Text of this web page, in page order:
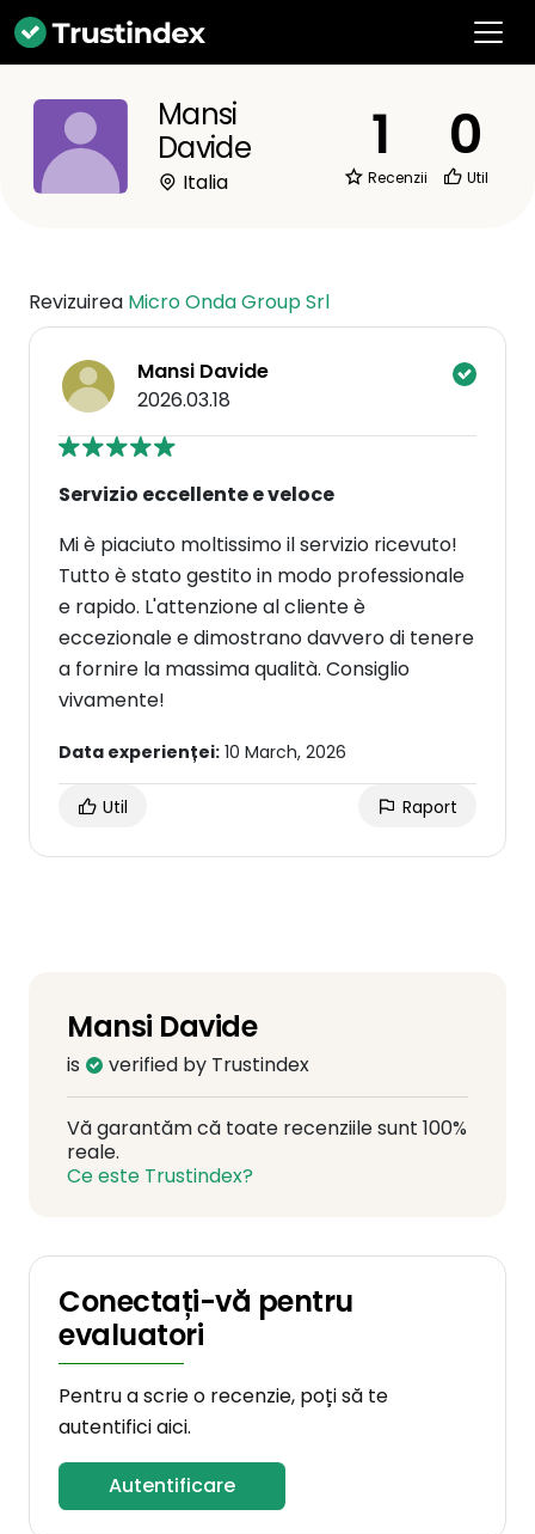
Mansi
Davide
Italia
1
Recenzii
0
Util
Revizuirea Micro Onda Group Srl
Mansi Davide
2026.03.18
Servizio eccellente e veloce
Mi è piaciuto moltissimo il servizio ricevuto!
Tutto è stato gestito in modo professionale
e rapido. L'attenzione al cliente è
eccezionale e dimostrano davvero di tenere
a fornire la massima qualità. Consiglio
vivamente!
Data experienței: 10 March, 2026
Util Raport
Mansi Davide
is verified by Trustindex
Vă garantăm că toate recenziile sunt 100%
reale.
Ce este Trustindex?
Conectați-vă pentru
evaluatori
Pentru a scrie o recenzie, poți să te
autentifici aici.
Autentificare